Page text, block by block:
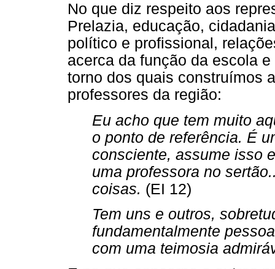
No que diz respeito aos
Prelazia, educação,
político e profissional,
acerca da função da escola
torno dos quais construímos
professores da região:
Eu acho que tem muito
o ponto de referência. É
consciente, assume isso
uma professora no
coisas. (EI 12)
Tem uns e outros,
fundamentalmente
com uma teimosia